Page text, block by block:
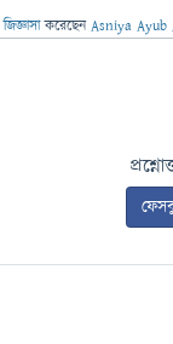
জিজ্ঞাসাকরেছেনAsniya Ayub